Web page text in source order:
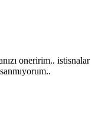
oneririm.. istisnalar